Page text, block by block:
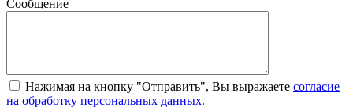
Сообщение
Нажимая на кнопку "Отправить", Вы выражаете согласие
на обработку персональных данных.